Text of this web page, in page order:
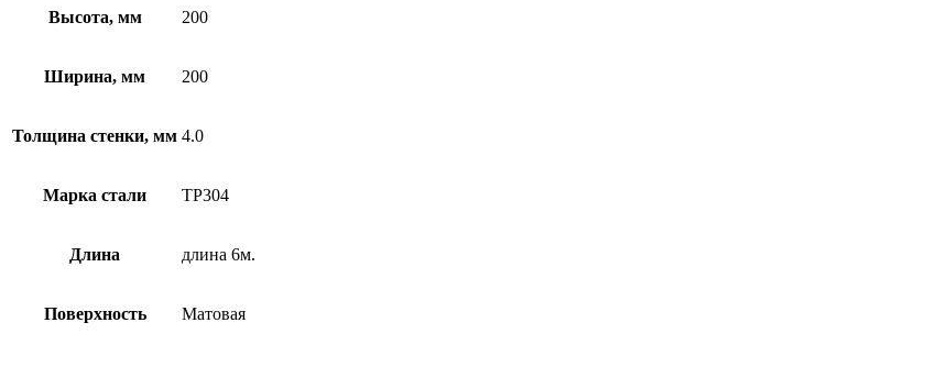
Высота, мм 200
Ширина, мм 200
Толщина стенки, мм 4.0
Марка стали TP304
Длина длина 6м.
Поверхность Матовая